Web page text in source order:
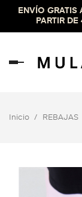
ENVÍO GRATIS
PARTIR
Inicio REBAJAS